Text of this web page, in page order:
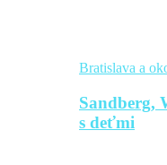
Bratislava a
Sandberg,
s deťmi